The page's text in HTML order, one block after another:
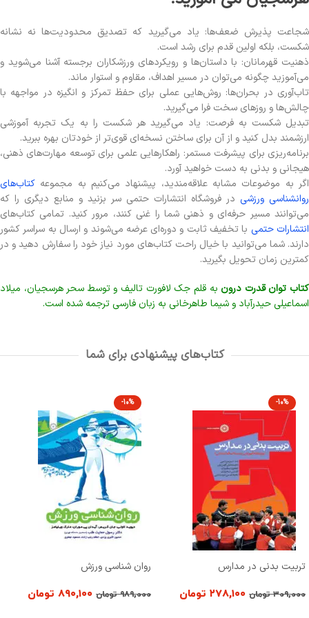
شجاعت پذیرش ضعف‌ها: یاد می‌گیرید که تصدیق محدودیت‌ها نه نشانه
شکست، بلکه اولین قدم برای رشد است.
ذهنیت قهرمانان: با داستان‌ها و رویکردهای ورزشکاران برجسته آشنا می‌شوید و
می‌آموزید چگونه می‌توان در مسیر اهداف، مقاوم و استوار ماند.
تاب‌آوری در بحران‌ها: روش‌هایی عملی برای حفظ تمرکز و انگیزه در مواجهه با
چالش‌ها و روزهای سخت فرا می‌گیرید.
تبدیل شکست به فرصت: یاد می‌گیرید هر شکست را به یک تجربه آموزشی
ارزشمند بدل کنید و از آن برای ساختن نسخه‌ای قوی‌تر از خودتان بهره ببرید.
برنامه‌ریزی برای پیشرفت مستمر: راهکارهایی علمی برای توسعه مهارت‌های ذهنی،
هیجانی و بدنی به دست خواهید آورد.
اگر به موضوعات مشابه علاقه‌مندید، پیشنهاد می‌کنیم به مجموعه کتاب‌های
روانشناسی ورزشی در فروشگاه انتشارات حتمی سر بزنید و منابع دیگری را که
می‌توانند مسیر حرفه‌ای و ذهنی شما را غنی کنند، مرور کنید. تمامی کتاب‌های
انتشارات حتمی با تخفیف ثابت و دوره‌ای عرضه می‌شوند و ارسال به سراسر کشور
دارند. شما می‌توانید با خیال راحت کتاب‌های مورد نیاز خود را سفارش دهید و در
کمترین زمان تحویل بگیرید.
کتاب توان قدرت درون به قلم جک لافورت تالیف و توسط سحر هرسجیان، میلاد
اسماعیلی حیدرآباد و شیما طاهرخانی به زبان فارسی ترجمه شده است.
کتاب‌های پیشنهادی برای شما
-10%
تربیت بدنی در مدارس
۳۰۹,۰۰۰ تومان ۲۷۸,۱۰۰ تومان
-10%
روان شناسی ورزش
۹۸۹,۰۰۰ تومان ۸۹۰,۱۰۰ تومان